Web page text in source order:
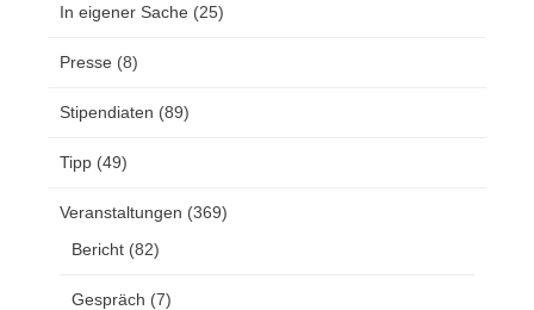
In eigener Sache (25)
Presse (8)
Stipendiaten (89)
Tipp (49)
Veranstaltungen (369)
Bericht (82)
Gespräch (7)